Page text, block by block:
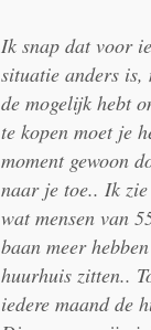
Ik snap dat voor
situatie anders is,
de mogelijk hebt
te kopen moet je
moment gewoon
naar je toe.. Ik
wat mensen van
baan meer
huurhuis zitten..
iedere maand de